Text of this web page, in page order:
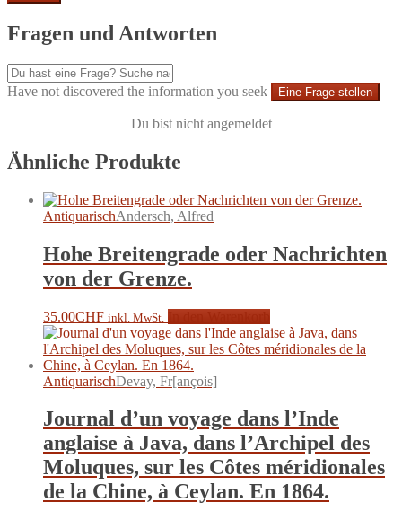
Fragen und Antworten
Have not discovered the information you seek Eine Frage stellen
Du bist nicht angemeldet
Ähnliche Produkte
AntiquarischAndersch, Alfred
Hohe Breitengrade oder Nachrichten
von der Grenze.
35.00CHF inkl. MwSt.
AntiquarischDevay, Fr[ançois]
Journal d’un voyage dans l’Inde
anglaise à Java, dans l’Archipel des
Moluques, sur les Côtes méridionales
de la Chine, à Ceylan. En 1864.